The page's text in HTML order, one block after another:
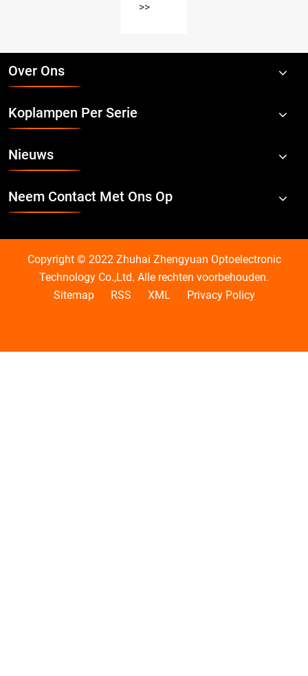
>>
Over Ons
Koplampen Per Serie
Nieuws
Neem Contact Met Ons Op
Copyright © 2022 Zhuhai Zhengyuan Optoelectronic
Technology Co.,Ltd. Alle rechten voorbehouden.
Sitemap
RSS XML Privacy Policy